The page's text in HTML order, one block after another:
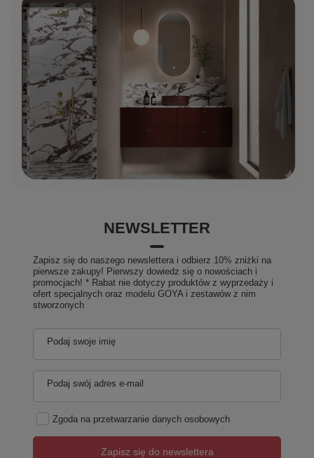
posiadany przez nas certyfikat ISO 9001:2015 oraz
liczne nagrody potwierdzające jakość POLIMAT!
NEWSLETTER
Zapisz się do naszego newslettera i odbierz 10% zniżki na
pierwsze zakupy! Pierwszy dowiedz się o nowościach i
promocjach! * Rabat nie dotyczy produktów z wyprzedaży i
ofert specjalnych oraz modelu GOYA i zestawów z nim
stworzonych
Podaj swoje imię
Podaj swój adres e-mail
Zgoda na przetwarzanie danych osobowych
Zapisz się do newslettera